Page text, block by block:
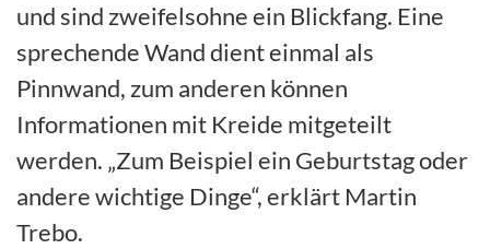
und sind zweifelsohne ein Blickfang. Eine
sprechende Wand dient einmal als
Pinnwand, zum anderen können
Informationen mit Kreide mitgeteilt
werden. „Zum Beispiel ein Geburtstag oder
andere wichtige Dinge“, erklärt Martin
Trebo.